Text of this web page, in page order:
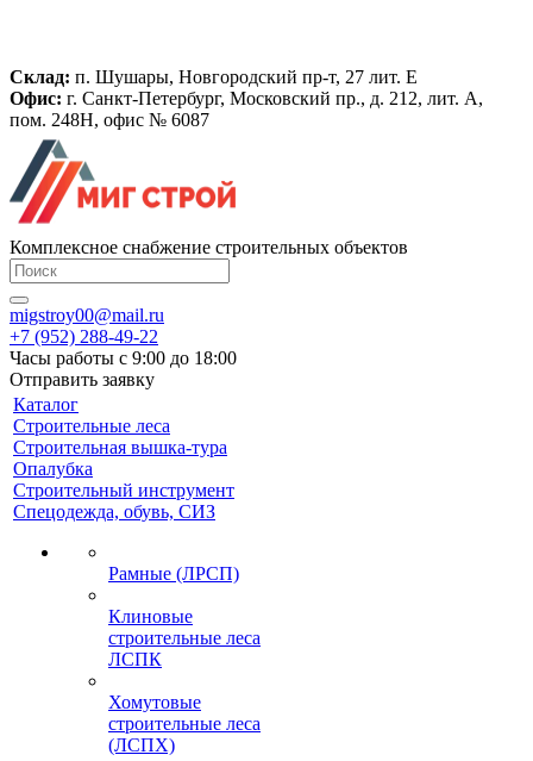
Склад: п. Шушары, Новгородский пр-т, 27 лит. Е
Офис: г. Санкт-Петербург, Московский пр., д. 212, лит. А,
пом. 248Н, офис № 6087
Комплексное снабжение строительных объектов
migstroy00@mail.ru
+7 (952) 288-49-22
Часы работы с 9:00 до 18:00
Отправить заявку
Каталог
Строительные леса
Строительная вышка-тура
Опалубка
Строительный инструмент
Спецодежда, обувь, СИЗ
Рамные (ЛРСП)
Клиновые
строительные леса
ЛСПК
Хомутовые
строительные леса
(ЛСПХ)